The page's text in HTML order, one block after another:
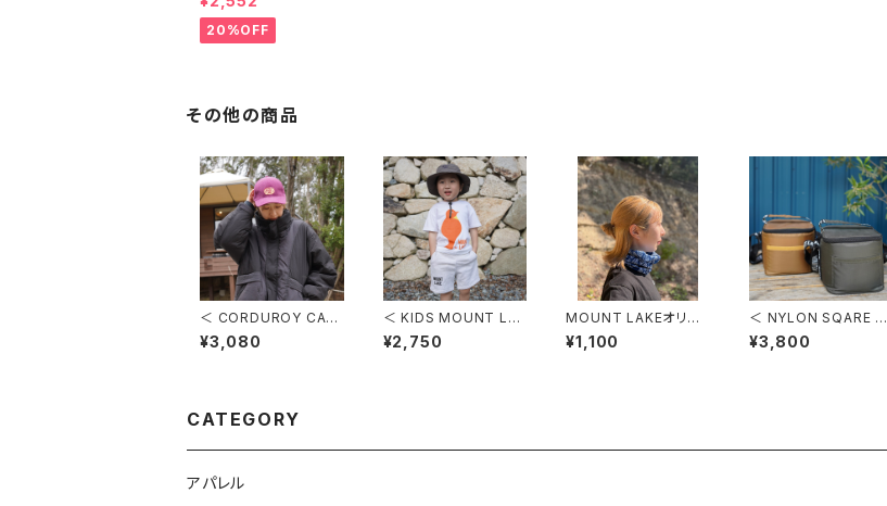
MOUNT LAKE ロゴキ
ャンプキャップ
20%OFF
その他の商品
＜ CORDUROY CAP
＞ コーデュロイキャッ
プ
¥3,080
＜ KIDS MOUNT LA
KE LOGO SWEAT S
HORTS ＞ キッズマ
¥2,750
MOUNT LAKEオリジ
ナル柄ネックゲイター
（リーフ）
¥1,100
＜ NYLON SQARE C
OOLER BAG ＞ ナイ
ロンスクエアクーラー
¥3,800
CATEGORY
アパレル